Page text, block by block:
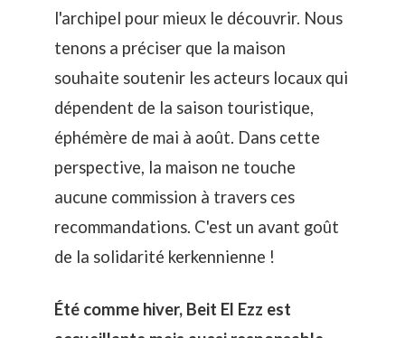
l'archipel pour mieux le découvrir. Nous
tenons a préciser que la maison
souhaite soutenir les acteurs locaux qui
dépendent de la saison touristique,
éphémère de mai à août. Dans cette
perspective, la maison ne touche
aucune commission à travers ces
recommandations. C'est un avant goût
de la solidarité kerkennienne !
Été comme hiver, Beit El Ezz est